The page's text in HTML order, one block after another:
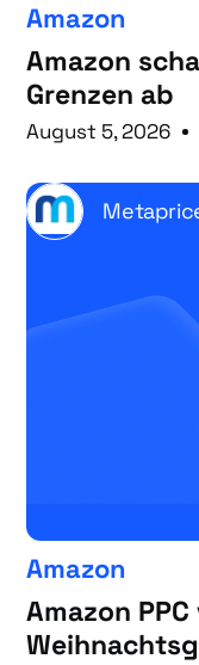
Amazon
Amazon
Grenzen ab
August 5, 2026
Amazon
Amazon